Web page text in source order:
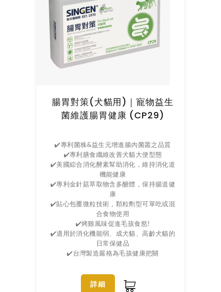
腸胃對策(犬貓用)｜寵物益生
菌維護腸胃健康 (CP29)
✔️專利菌株&益生元增進腸內菌叢之品質
✔️專利膳食纖維改善犬貓大便型態
✔️美國綜合消化酵素幫助消化，維持消化道
機能健康
✔️專利金針菇萃取物含多醣體，保持腸道健
康
✔️貼心包覆微粒技術，顆粒劑型可單吃或混
合食物使用
✔️烤雞風味促進毛孩食慾!
✔️適用於消化機能弱、成犬貓、高齡犬貓的
日常保健品
✔️台灣製造嚴格為毛孩健康把關
詳細